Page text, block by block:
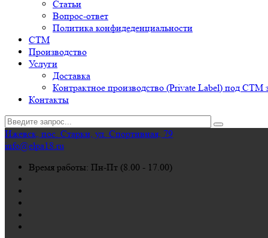
Статьи
Вопрос-ответ
Политика конфидеденциальности
СТМ
Производство
Услуги
Доставка
Контрактное производство (Private Label) под СТМ
Контакты
Ижевск, пос. Старки, ул. Спортивная, 79
info@elpa18.ru
Время работы: Пн-Пт (8.00 - 17.00)